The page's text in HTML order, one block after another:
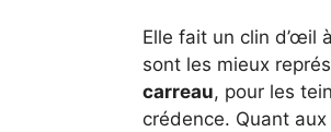
Elle fait un clin d’œil
sont les mieux
carreau, pour les
crédence. Quant